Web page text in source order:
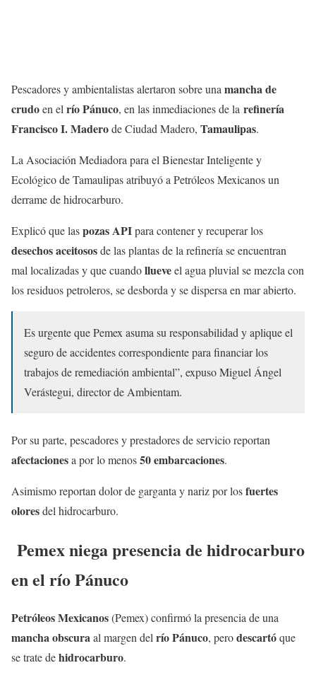
Pescadores y ambientalistas alertaron sobre una mancha de
crudoen el río Pánuco, en las inmediaciones de la refinería
Francisco I. Maderode Ciudad Madero, Tamaulipas.
La Asociación Mediadora para el Bienestar Inteligente y
Ecológico de Tamaulipas atribuyó a Petróleos Mexicanos un
derrame de hidrocarburo.
Explicó que laspozas APIpara contener y recuperar los
desechos aceitososde las plantas de la refinería se encuentran
mal localizadas y que cuandollueveel agua pluvial se mezcla con
los residuos petroleros, se desborda y se dispersa en mar abierto.
Es urgente que Pemex asuma su responsabilidad y aplique el
seguro de accidentes correspondiente para financiar los
trabajos de remediación ambiental”, expuso Miguel Ángel
Verástegui, director de Ambientam.
Por su parte, pescadores y prestadores de servicio reportan
afectacionesa por lo menos50 embarcaciones.
Asimismo reportan dolor de garganta y nariz por losfuertes
oloresdel hidrocarburo.
Pemex niega presencia de hidrocarburo
en el río Pánuco
Petróleos Mexicanos(Pemex) confirmó la presencia de una
mancha obscuraal margen delríoPánuco, perodescartóque
se trate dehidrocarburo.